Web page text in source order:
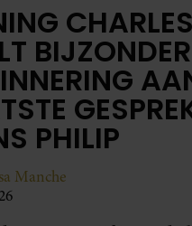
CHARLES
PHILIP
Manche